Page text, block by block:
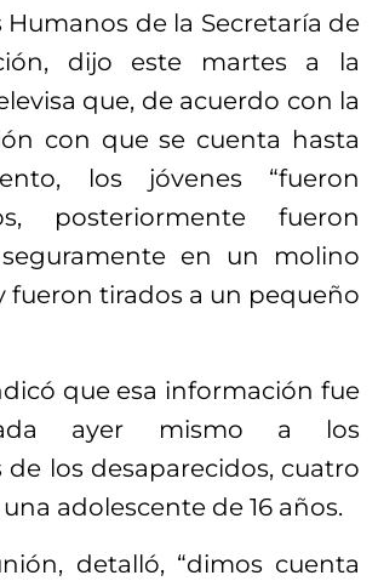
Humanos de la Secretaría de
dijo este martes a la
que, de acuerdo con la
con que se cuenta hasta
los jóvenes “fueron
posteriormente fueron
en un molino
fueron tirados a un pequeño
que esa información fue
ayer mismo a los
de los desaparecidos, cuatro
adolescente de 16 años.
detalló, “dimos cuenta